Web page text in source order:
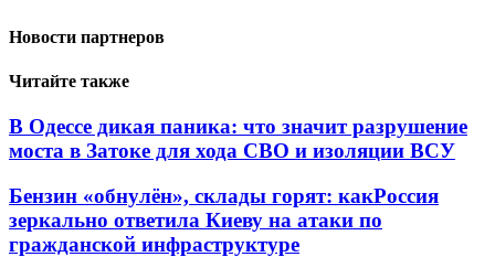
Новости партнеров
Читайте также
В Одессе дикая паника: что значит разрушение
моста в Затоке для хода СВО и изоляции ВСУ
Бензин «обнулён», склады горят: какРоссия
зеркально ответила Киеву на атаки по
гражданской инфраструктуре